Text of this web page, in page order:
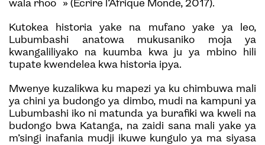
wala rhoo » (Ecrire l’Afrique Monde, 2017).
Kutokea historia yake na mufano yake ya leo,
Lubumbashi anatowa mukusaniko moja ya
kwangaliliyako na kuumba kwa ju ya mbino hili
tupate kwendelea kwa historia ipya.
Mwenye kuzalikwa ku mapezi ya ku chimbuwa mali
ya chini ya budongo ya dimbo, mudi na kampuni ya
Lubumbashi iko ni matunda ya burafiki wa kweli na
budongo bwa Katanga, na zaidi sana mali yake ya
m’singi inafania mudji ikuwe kungulo ya ma siyasa